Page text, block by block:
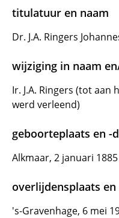
titulatuur en naam
Dr. J.A. Ringers
wijziging in naam
Ir. J.A. Ringers (tot
werd verleend)
geboorteplaats en -
Alkmaar, 2 januari 1885
overlijdensplaats
's-Gravenhage, 6 mei